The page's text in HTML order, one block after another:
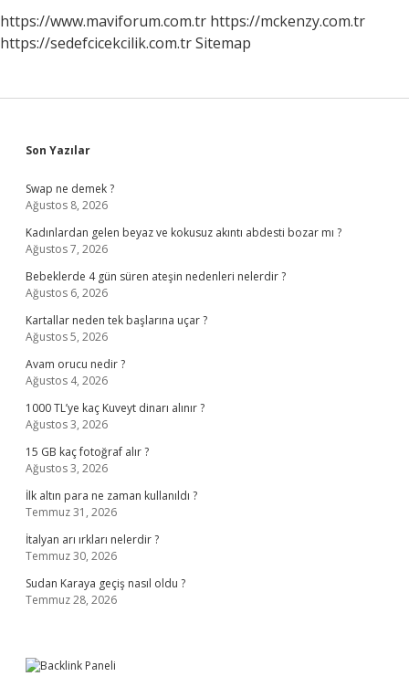
https://www.maviforum.com.tr https://mckenzy.com.tr
https://sedefcicekcilik.com.trSitemap
Sidebar
Son Yazılar
Swap ne demek ?
Ağustos 8, 2026
Kadınlardan gelen beyaz ve kokusuz akıntı abdesti bozar mı ?
Ağustos 7, 2026
Bebeklerde 4 gün süren ateşin nedenleri nelerdir ?
Ağustos 6, 2026
Kartallar neden tek başlarına uçar ?
Ağustos 5, 2026
Avam orucu nedir ?
Ağustos 4, 2026
1000 TL’ye kaç Kuveyt dinarı alınır ?
Ağustos 3, 2026
15 GB kaç fotoğraf alır ?
Ağustos 3, 2026
İlk altın para ne zaman kullanıldı ?
Temmuz 31, 2026
İtalyan arı ırkları nelerdir ?
Temmuz 30, 2026
Sudan Karaya geçiş nasıl oldu ?
Temmuz 28, 2026